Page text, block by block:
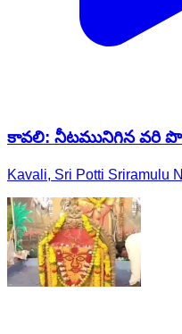
కావలి: నీటమునిగిన వరి
Kavali, Sri Potti Sriramulu